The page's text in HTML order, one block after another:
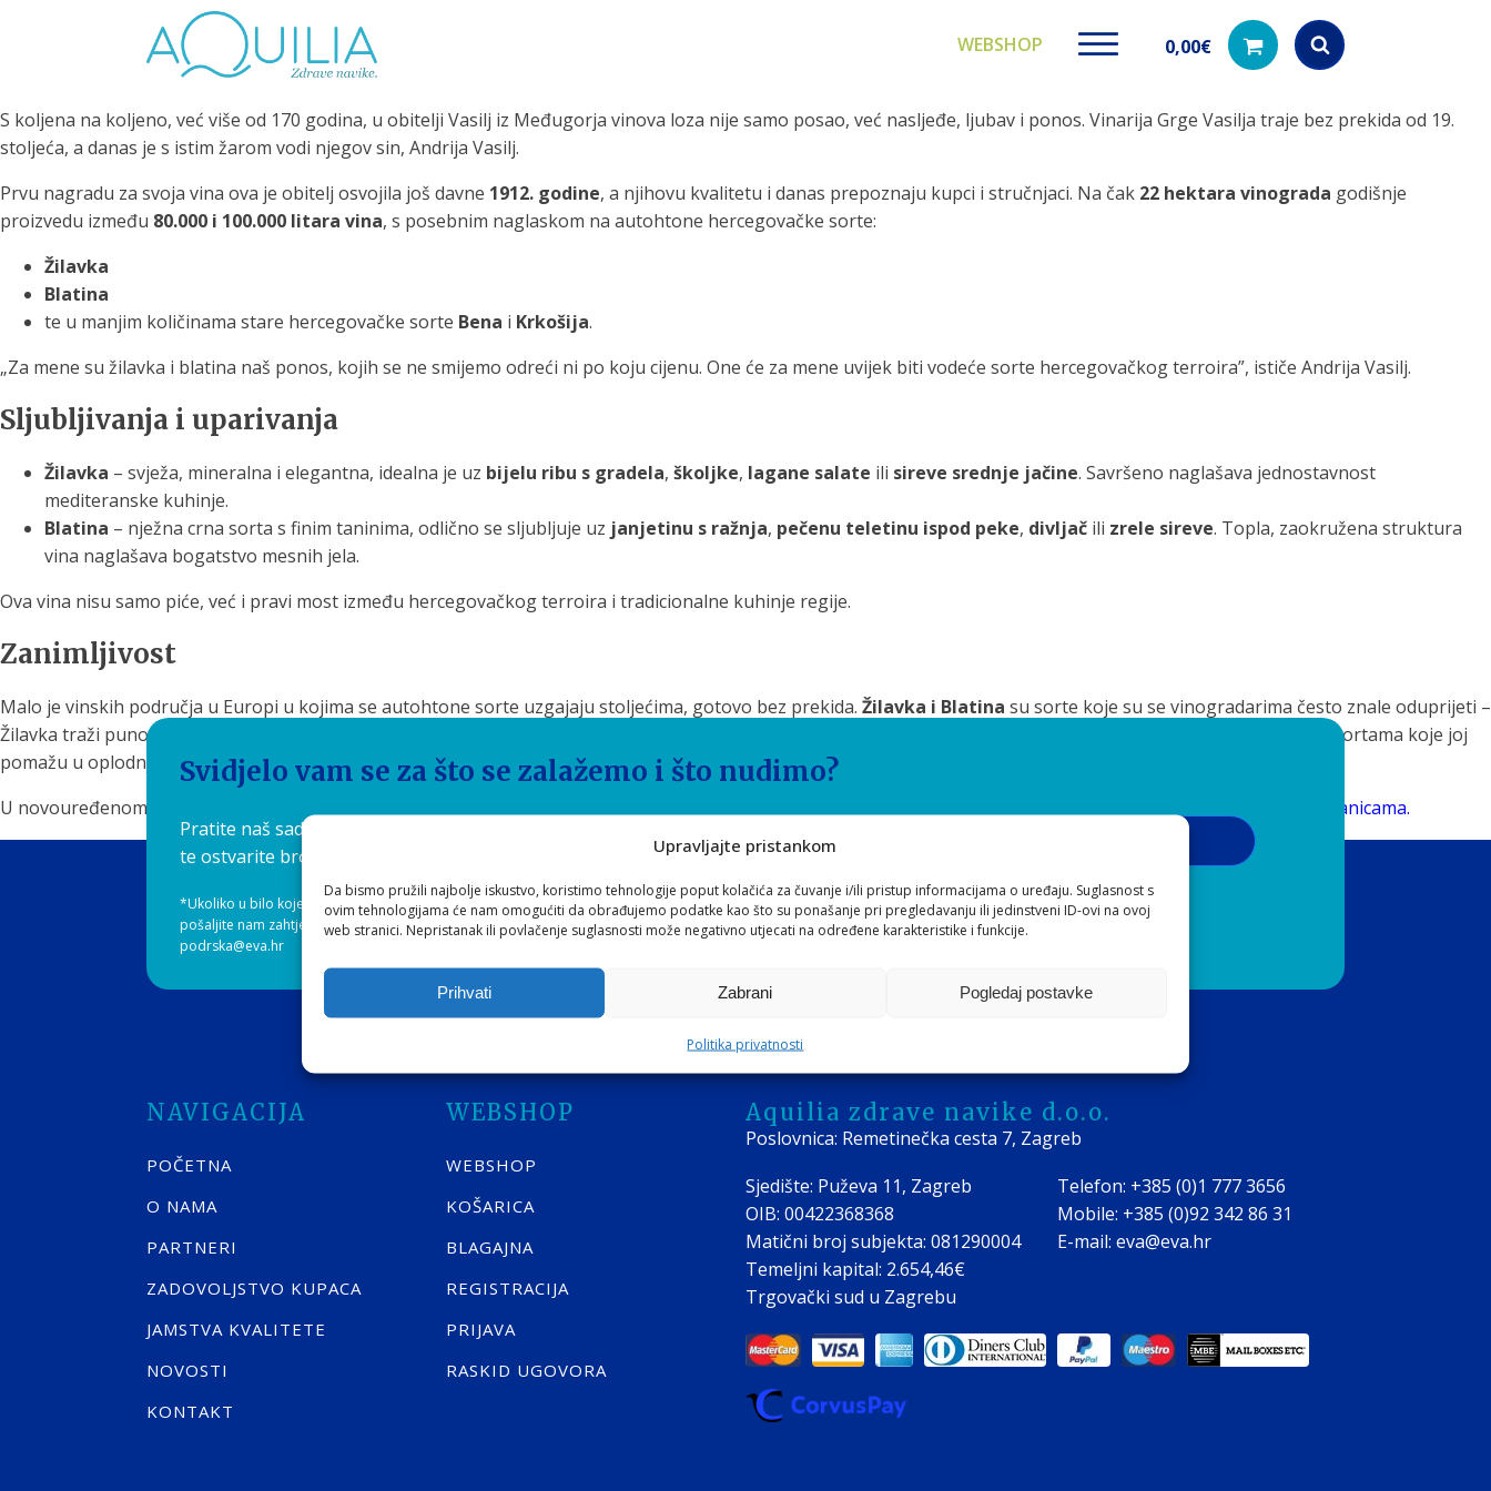
Upravljajte pristankom
Da bismo pružili najbolje iskustvo, koristimo tehnologije poput kolačića za čuvanje i/ili pristup informacijama o uređaju. Suglasnost s
ovim tehnologijama će nam omogućiti da obrađujemo podatke kao što su ponašanje pri pregledavanju ili jedinstveni ID-ovi na ovoj
web stranici. Nepristanak ili povlačenje suglasnosti može negativno utjecati na određene karakteristike i funkcije.
Prihvati Zabrani Pogledaj postavke
Politika privatnosti
WEBSHOP 0,00€
Products
S koljena na koljeno, već više od 170 godina, u obitelji Vasilj iz Međugorja vinova loza nije samo posao, već nasljeđe, ljubav i ponos. Vinarija Grge Vasilja traje bez prekida od 19.
stoljeća, a danas je s istim žarom vodi njegov sin, Andrija Vasilj.
Prvu nagradu za svoja vina ova je obitelj osvojila još davne 1912. godine, a njihovu kvalitetu i danas prepoznaju kupci i stručnjaci. Na čak 22 hektara vinograda godišnje
proizvedu između 80.000 i 100.000 litara vina, s posebnim naglaskom na autohtone hercegovačke sorte:
Žilavka
Blatina
te u manjim količinama stare hercegovačke sorte Bena i Krkošija.
„Za mene su žilavka i blatina naš ponos, kojih se ne smijemo odreći ni po koju cijenu. One će za mene uvijek biti vodeće sorte hercegovačkog terroira”, ističe Andrija Vasilj.
Sljubljivanja i uparivanja
Žilavka – svježa, mineralna i elegantna, idealna je uz bijelu ribu s gradela, školjke, lagane salate ili sireve srednje jačine. Savršeno naglašava jednostavnost
mediteranske kuhinje.
Blatina – nježna crna sorta s finim taninima, odlično se sljubljuje uz janjetinu s ražnja, pečenu teletinu ispod peke, divljač ili zrele sireve. Topla, zaokružena struktura
vina naglašava bogatstvo mesnih jela.
Ova vina nisu samo piće, već i pravi most između hercegovačkog terroira i tradicionalne kuhinje regije.
Zanimljivost
Malo je vinskih područja u Europi u kojima se autohtone sorte uzgajaju stoljećima, gotovo bez prekida. Žilavka i Blatina su sorte koje su se vinogradarima često znale oduprijeti –
Žilavka traži puno sunca i pažnje, dok Blatina ima rijetku biološku osobinu da
, pa se često uzgaja u kombinaciji s drugim sortama koje joj
pomažu u oplodnji. Upravo to čini vina Vasilj još posebnijima – jer nastaju uz trud, strpljenje i istinsku ljubav prema vinovoj lozi.
U novouređenom podrumu, kušajući vina obitelji Vasilj, uvjerit ćete se da Grgo i Andrija stvaraju pravu carsku kapljicu.
S ponosom ih predstavljamo i na našim stranicama.
Svidjelo vam se za što se zalažemo i što nudimo?
Pratite naš sadržaj i ponudu preko EVA newslettera*
te ostvarite brojne pogodnosti pri kupnji!
*Ukoliko u bilo kojem trenutku ne želite više primati EVA newsletter,
pošaljite nam zahtjev za skidanjem s liste, preko e-mail adrese
podrska@eva.hr
Slažem se s Općim uvjetimaiPravilima o privatnosti
NAVIGACIJA
POČETNA
O NAMA
PARTNERI
ZADOVOLJSTVO KUPACA
JAMSTVA KVALITETE
NOVOSTI
KONTAKT
WEBSHOP
WEBSHOP
KOŠARICA
BLAGAJNA
REGISTRACIJA
PRIJAVA
RASKID UGOVORA
Aquilia zdrave navike d.o.o.
Poslovnica: Remetinečka cesta 7, Zagreb
Sjedište: Puževa 11, Zagreb
OIB: 00422368368
Matični broj subjekta: 081290004
Temeljni kapital: 2.654,46€
Trgovački sud u Zagrebu
Telefon: +385 (0)1 777 3656
Mobile: +385 (0)92 342 86 31
E-mail: eva@eva.hr
Tuš glave
filtriranje vode za
tuširanje
Potpuno prijenosno rješenje
za sigurnu i čistu vodu za piće
Potpuno prijenosno rješenje
za sigurnu i čistu vodu za piće